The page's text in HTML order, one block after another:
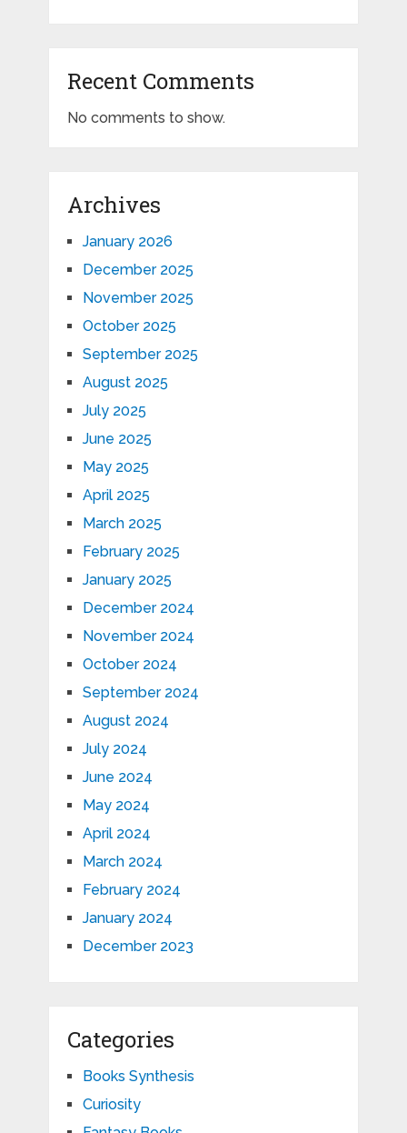
Recent Comments
No comments to show.
Archives
January 2026
December 2025
November 2025
October 2025
September 2025
August 2025
July 2025
June 2025
May 2025
April 2025
March 2025
February 2025
January 2025
December 2024
November 2024
October 2024
September 2024
August 2024
July 2024
June 2024
May 2024
April 2024
March 2024
February 2024
January 2024
December 2023
Categories
Books Synthesis
Curiosity